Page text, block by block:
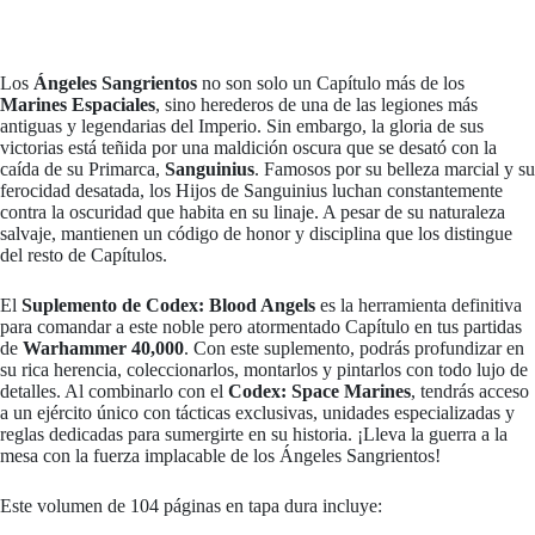
Los Ángeles Sangrientos no son solo un Capítulo más de los
Marines Espaciales, sino herederos de una de las legiones más
antiguas y legendarias del Imperio. Sin embargo, la gloria de sus
victorias está teñida por una maldición oscura que se desató con la
caída de su Primarca, Sanguinius. Famosos por su belleza marcial y su
ferocidad desatada, los Hijos de Sanguinius luchan constantemente
contra la oscuridad que habita en su linaje. A pesar de su naturaleza
salvaje, mantienen un código de honor y disciplina que los distingue
del resto de Capítulos.
El Suplemento de Codex: Blood Angels es la herramienta definitiva
para comandar a este noble pero atormentado Capítulo en tus partidas
de Warhammer 40,000. Con este suplemento, podrás profundizar en
su rica herencia, coleccionarlos, montarlos y pintarlos con todo lujo de
detalles. Al combinarlo con el Codex: Space Marines, tendrás acceso
a un ejército único con tácticas exclusivas, unidades especializadas y
reglas dedicadas para sumergirte en su historia. ¡Lleva la guerra a la
mesa con la fuerza implacable de los Ángeles Sangrientos!
Este volumen de 104 páginas en tapa dura incluye: